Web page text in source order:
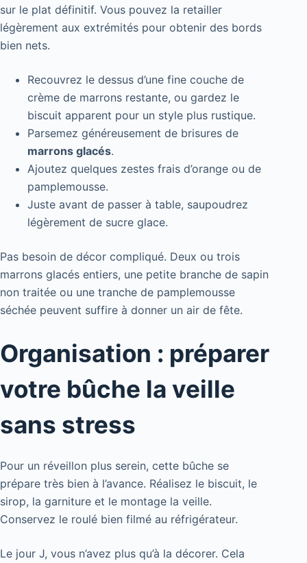
sur le plat définitif. Vous pouvez la retailler
légèrement aux extrémités pour obtenir des bords
bien nets.
Recouvrez le dessus d’une fine couche de
crème de marrons restante, ou gardez le
biscuit apparent pour un style plus rustique.
Parsemez généreusement de brisures de
marrons glacés.
Ajoutez quelques zestes frais d’orange ou de
pamplemousse.
Juste avant de passer à table, saupoudrez
légèrement de sucre glace.
Pas besoin de décor compliqué. Deux ou trois
marrons glacés entiers, une petite branche de sapin
non traitée ou une tranche de pamplemousse
séchée peuvent suffire à donner un air de fête.
Organisation : préparer
votre bûche la veille
sans stress
Pour un réveillon plus serein, cette bûche se
prépare très bien à l’avance. Réalisez le biscuit, le
sirop, la garniture et le montage la veille.
Conservez le roulé bien filmé au réfrigérateur.
Le jour J, vous n’avez plus qu’à la décorer. Cela